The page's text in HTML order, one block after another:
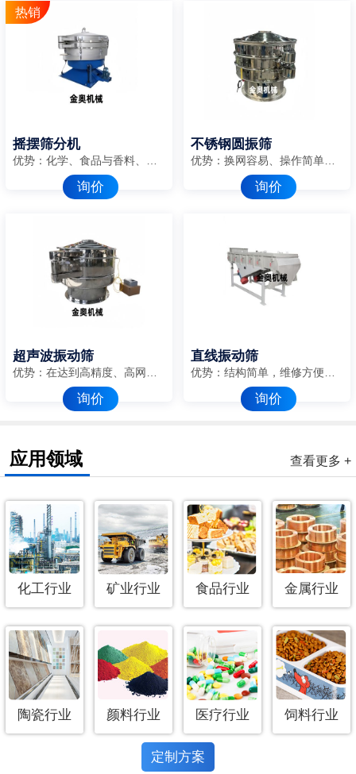
摇摆筛分机
询价
不锈钢圆振筛
优势：换网容易、操作简单、清洗方便
询价
超声波振动筛
优势：在达到高精度、高网目筛分的同时，控制较窄的粒度范围
询价
直线振动筛
优势：结构简单，维修方便，耗能低
询价
查看更多 +
应用领域
化工行业 矿业行业 食品行业 金属行业
陶瓷行业 颜料行业 医疗行业 饲料行业
定制方案